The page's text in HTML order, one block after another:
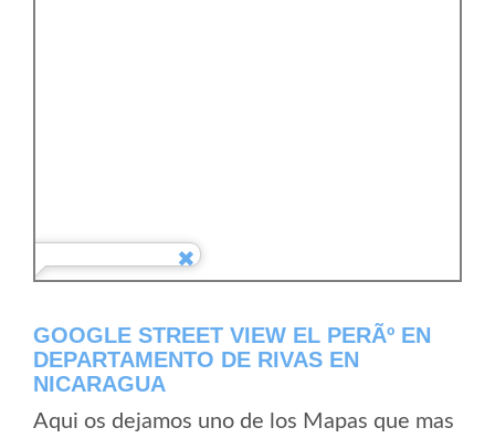
GOOGLE STREET VIEW EL PERÃº EN
DEPARTAMENTO DE RIVAS EN
NICARAGUA
Aqui os dejamos uno de los Mapas que mas